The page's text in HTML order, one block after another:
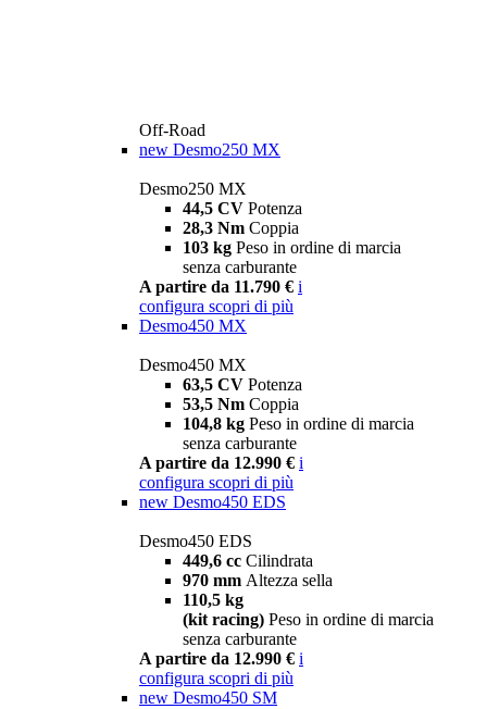
Off-Road
new Desmo250 MX
Desmo250 MX
44,5 CV Potenza
28,3 Nm Coppia
103 kg Peso in ordine di marcia
senza carburante
A partire da 11.790 € i
configura scopri di più
Desmo450 MX
Desmo450 MX
63,5 CV Potenza
53,5 Nm Coppia
104,8 kg Peso in ordine di marcia
senza carburante
A partire da 12.990 € i
configura scopri di più
new Desmo450 EDS
Desmo450 EDS
449,6 cc Cilindrata
970 mm Altezza sella
110,5 kg
(kit racing) Peso in ordine di marcia
senza carburante
A partire da 12.990 € i
configura scopri di più
new Desmo450 SM